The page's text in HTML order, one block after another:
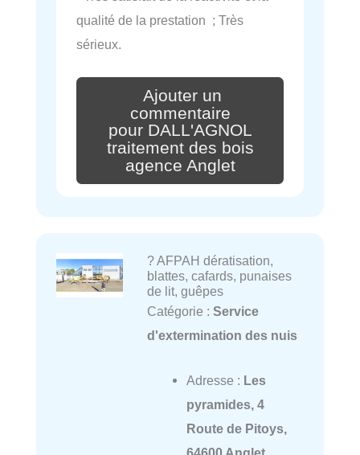
qualité de la prestation ; Très
sérieux.
Ajouter un
commentaire
pour DALL'AGNOL
traitement des bois
agence Anglet
? AFPAH dératisation,
blattes, cafards, punaises
de lit, guêpes
Catégorie : Service
d'extermination des nuis
Adresse : Les
pyramides, 4
Route de Pitoys,